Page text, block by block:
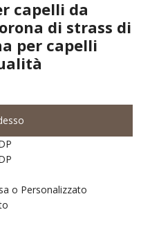
capelli da
di strass di
per capelli
o Personalizzato